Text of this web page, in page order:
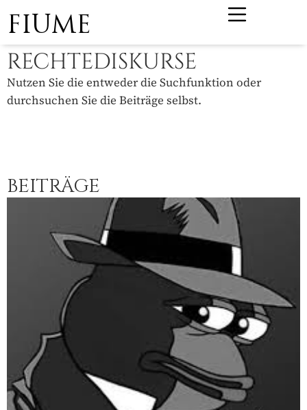
FIUME
RECHTEDISKURSE
Nutzen Sie die entweder die Suchfunktion oder
durchsuchen Sie die Beiträge selbst.
BEITRÄGE